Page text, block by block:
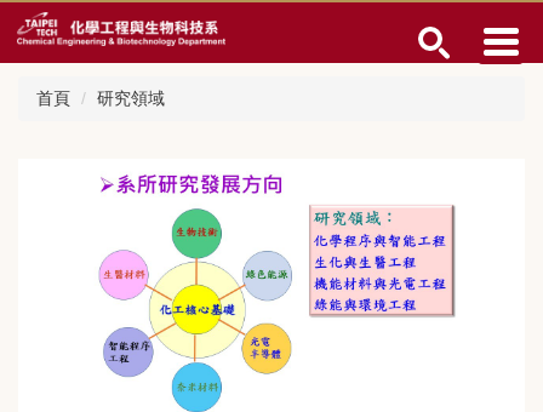
跳
到
主
首頁 研究領域